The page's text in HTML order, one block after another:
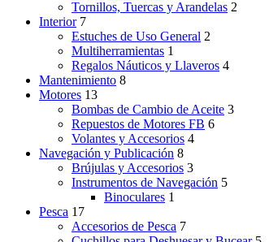
Tornillos, Tuercas y Arandelas 2
Interior 7
Estuches de Uso General 2
Multiherramientas 1
Regalos Náuticos y Llaveros 4
Mantenimiento 8
Motores 13
Bombas de Cambio de Aceite 3
Repuestos de Motores FB 6
Volantes y Accesorios 4
Navegación y Publicación 8
Brújulas y Accesorios 3
Instrumentos de Navegación 5
Binoculares 1
Pesca 17
Accesorios de Pesca 7